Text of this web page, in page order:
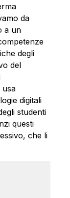
da
a un
degli
del
usa
digitali
studenti
questi
che li